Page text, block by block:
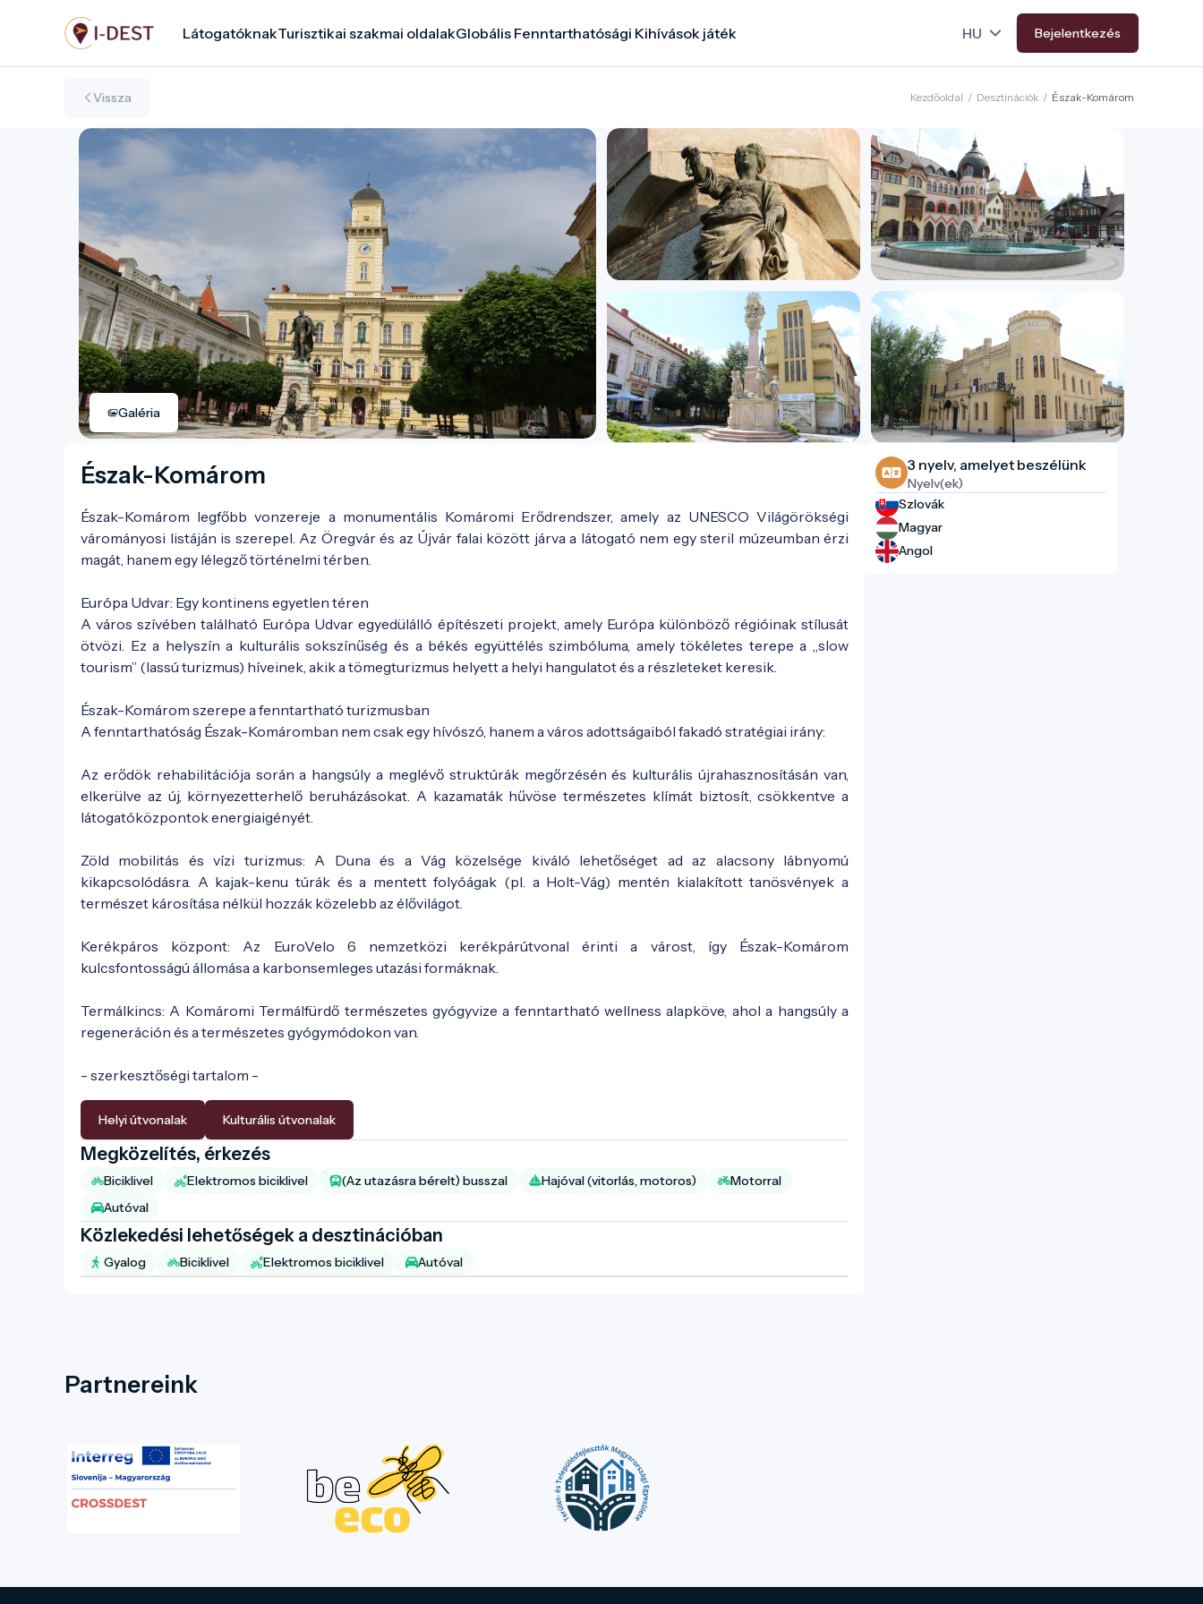
tartalomra
LátogatóknakTurisztikai szakmai oldalakGlobális Fenntarthatósági Kihívások játék Bejelentkezés
Vissza Kezdőoldal / Desztinációk / Észak-Komárom
Galéria
Észak-Komárom
Észak-Komárom legfőbb vonzereje a monumentális Komáromi Erődrendszer, amely az UNESCO Világörökségi
várományosi listáján is szerepel. Az Öregvár és az Újvár falai között járva a látogató nem egy steril múzeumban érzi
magát, hanem egy lélegző történelmi térben.
Európa Udvar: Egy kontinens egyetlen téren
A város szívében található Európa Udvar egyedülálló építészeti projekt, amely Európa különböző régióinak stílusát
ötvözi. Ez a helyszín a kulturális sokszínűség és a békés együttélés szimbóluma, amely tökéletes terepe a „slow
tourism” (lassú turizmus) híveinek, akik a tömegturizmus helyett a helyi hangulatot és a részleteket keresik.
Észak-Komárom szerepe a fenntartható turizmusban
A fenntarthatóság Észak-Komáromban nem csak egy hívószó, hanem a város adottságaiból fakadó stratégiai irány:
Az erődök rehabilitációja során a hangsúly a meglévő struktúrák megőrzésén és kulturális újrahasznosításán van,
elkerülve az új, környezetterhelő beruházásokat. A kazamaták hűvöse természetes klímát biztosít, csökkentve a
látogatóközpontok energiaigényét.
Zöld mobilitás és vízi turizmus: A Duna és a Vág közelsége kiváló lehetőséget ad az alacsony lábnyomú
kikapcsolódásra. A kajak-kenu túrák és a mentett folyóágak (pl. a Holt-Vág) mentén kialakított tanösvények a
természet károsítása nélkül hozzák közelebb az élővilágot.
Kerékpáros központ: Az EuroVelo 6 nemzetközi kerékpárútvonal érinti a várost, így Észak-Komárom
kulcsfontosságú állomása a karbonsemleges utazási formáknak.
Termálkincs: A Komáromi Termálfürdő természetes gyógyvize a fenntartható wellness alapköve, ahol a hangsúly a
regeneráción és a természetes gyógymódokon van.
- szerkesztőségi tartalom -
Helyi útvonalak Kulturális útvonalak
Megközelítés, érkezés
Biciklivel Elektromos biciklivel (Az utazásra bérelt) busszal Hajóval (vitorlás, motoros)
Motorral
Autóval
Közlekedési lehetőségek a desztinációban
Gyalog Biciklivel Elektromos biciklivel Autóval
3 nyelv, amelyet beszélünk
Nyelv(ek)
Szlovák
Magyar
Angol
Partnereink